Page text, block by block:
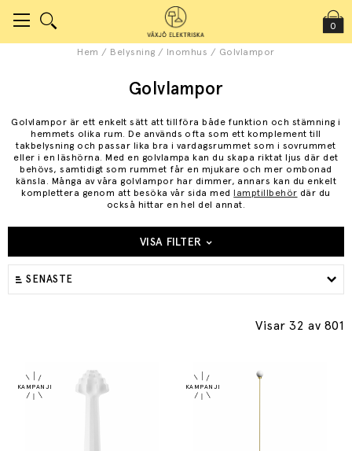
0
Hem / Belysning / Inomhus / Golvlampor
Golvlampor
Golvlampor är ett enkelt sätt att tillföra både funktion och stämning i
hemmets olika rum. De används ofta som ett komplement till
takbelysning och passar lika bra i vardagsrummet som i sovrummet
eller i en läshörna. Med en golvlampa kan du skapa riktat ljus där det
behövs, samtidigt som rummet får en mjukare och mer ombonad
känsla. Många av våra golvlampor har dimmer, annars kan du enkelt
komplettera genom att besöka vår sida medlamptillbehör där du
också hittar en hel del annat.
VISA FILTER
SENASTE
Visar 32 av 801